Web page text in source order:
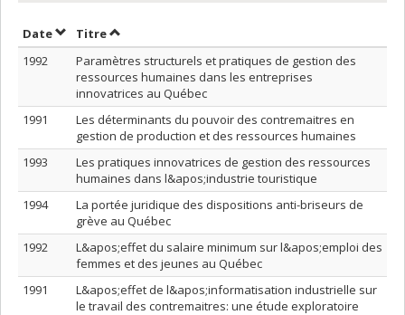
DateTrier par date en ordre croissant
TitreTrier par titre en ordre croissant
1992
Paramètres structurels et pratiques de gestion des
ressources humaines dans les entreprises
innovatrices au Québec
1991
Les déterminants du pouvoir des contremaitres en
gestion de production et des ressources humaines
1993
Les pratiques innovatrices de gestion des ressources
humaines dans l&apos;industrie touristique
1994
La portée juridique des dispositions anti-briseurs de
grève au Québec
1992
L&apos;effet du salaire minimum sur l&apos;emploi des
femmes et des jeunes au Québec
1991
L&apos;effet de l&apos;informatisation industrielle sur
le travail des contremaitres: une étude exploratoire